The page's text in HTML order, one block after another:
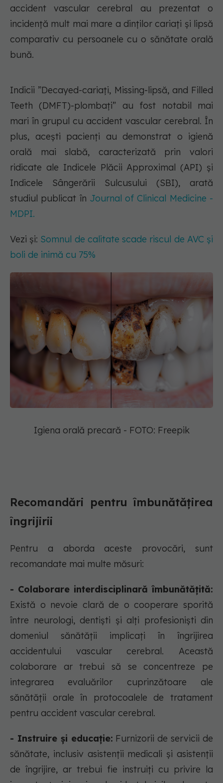
accident vascular cerebral au prezentat o
incidență mult mai mare a dinților cariați și lipsă
comparativ cu persoanele cu o sănătate orală
bună.
Indicii ”Decayed-cariați, Missing-lipsă, and Filled
Teeth (DMFT)-plombați” au fost notabil mai
mari în grupul cu accident vascular cerebral. În
plus, acești pacienți au demonstrat o igienă
orală mai slabă, caracterizată prin valori
ridicate ale Indicele Plăcii Approximal (API) și
Indicele Sângerării Sulcusului (SBI), arată
studiul publicat în Journal of Clinical Medicine -
MDPI.
Vezi și: Somnul de calitate scade riscul de AVC și
boli de inimă cu 75%
Igiena orală precară - FOTO: Freepik
Recomandări pentru îmbunătățirea
îngrijirii
Pentru a aborda aceste provocări, sunt
recomandate mai multe măsuri:
- Colaborare interdisciplinară îmbunătățită:
Există o nevoie clară de o cooperare sporită
între neurologi, dentiști și alți profesioniști din
domeniul sănătății implicați în îngrijirea
accidentului vascular cerebral. Această
colaborare ar trebui să se concentreze pe
integrarea evaluărilor cuprinzătoare ale
sănătății orale în protocoalele de tratament
pentru accident vascular cerebral.
- Instruire și educație: Furnizorii de servicii de
sănătate, inclusiv asistenții medicali și asistenții
de îngrijire, ar trebui fie instruiți cu privire la